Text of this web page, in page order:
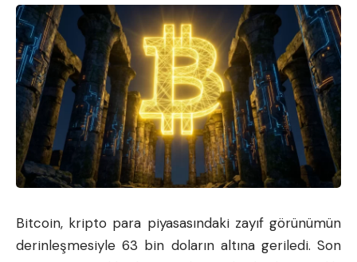
Bitcoin, kripto para piyasasındaki zayıf görünümün
derinleşmesiyle 63 bin doların altına geriledi. Son